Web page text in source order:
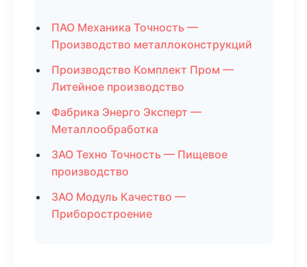
ПАО Механика Точность —
Производство металлоконструкций
Производство Комплект Пром —
Литейное производство
Фабрика Энерго Эксперт —
Металлообработка
ЗАО Техно Точность — Пищевое
производство
ЗАО Модуль Качество —
Приборостроение